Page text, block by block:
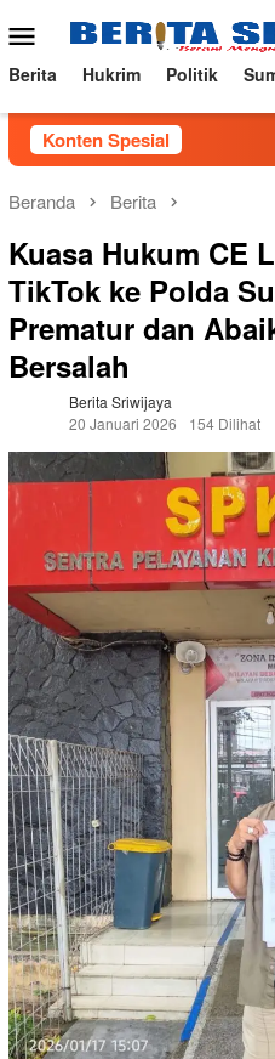
ke
konten
Menu
Mobile
Berita Hukrim Politik
Konten Spesial
Beranda Berita
Kuasa Hukum CE
TikTok ke Polda
Prematur dan
Bersalah
Berita Sriwijaya
20 Januari 2026
154 Dilihat